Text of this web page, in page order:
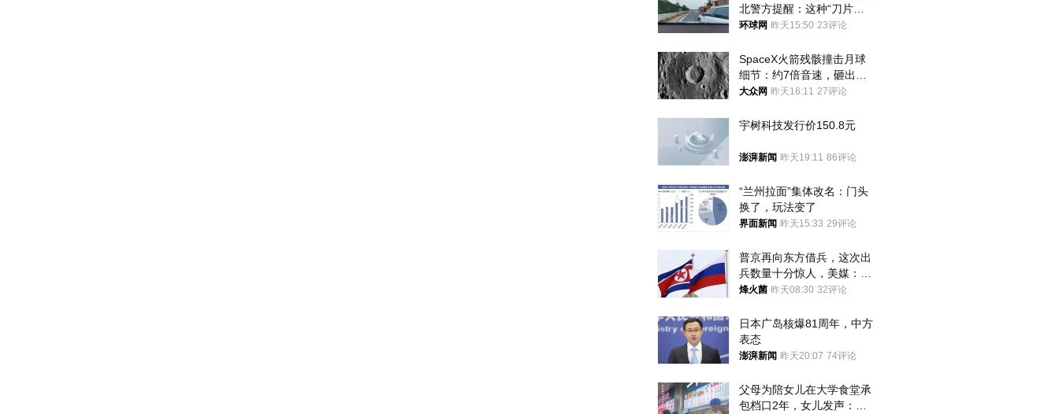
北警方提醒：这种“刀片超
车”，太危险了
环球网 昨天15:50 23评论
SpaceX火箭残骸撞击月球
细节：约7倍音速，砸出直
径约30米撞击坑
大众网 昨天16:11 27评论
宇树科技发行价150.8元
澎湃新闻 昨天19:11 86评论
“兰州拉面”集体改名：门头
换了，玩法变了
界面新闻 昨天15:33 29评论
普京再向东方借兵，这次出
兵数量十分惊人，美媒：俄
朝要动真格？
烽火菌 昨天08:30 32评论
日本广岛核爆81周年，中方
表态
澎湃新闻 昨天20:07 74评论
父母为陪女儿在大学食堂承
包档口2年，女儿发声：初